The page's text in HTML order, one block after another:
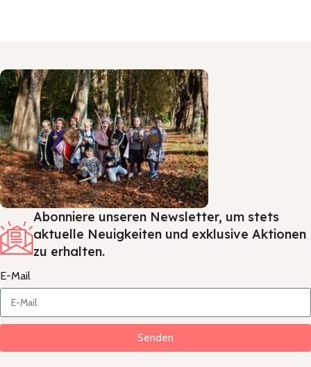
Abonniere unseren Newsletter, um stets
aktuelle Neuigkeiten und exklusive Aktionen
zu erhalten.
E-Mail
Senden